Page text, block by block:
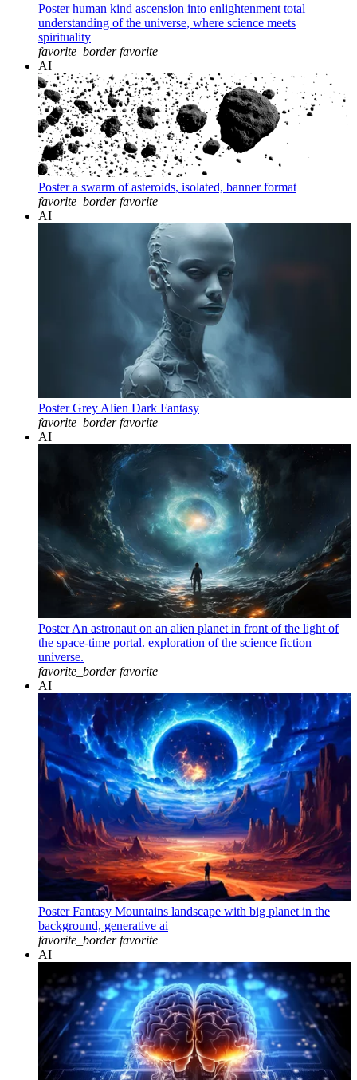
Poster human kind ascension into enlightenment total
understanding of the universe, where science meets
spirituality
favorite_border favorite
AI
Poster a swarm of asteroids, isolated, banner format
favorite_border favorite
AI
Poster Grey Alien Dark Fantasy
favorite_border favorite
AI
Poster An astronaut on an alien planet in front of the light of
the space-time portal. exploration of the science fiction
universe.
favorite_border favorite
AI
Poster Fantasy Mountains landscape with big planet in the
background, generative ai
favorite_border favorite
AI